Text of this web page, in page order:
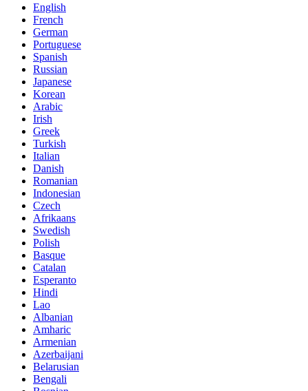
English
French
German
Portuguese
Spanish
Russian
Japanese
Korean
Arabic
Irish
Greek
Turkish
Italian
Danish
Romanian
Indonesian
Czech
Afrikaans
Swedish
Polish
Basque
Catalan
Esperanto
Hindi
Lao
Albanian
Amharic
Armenian
Azerbaijani
Belarusian
Bengali